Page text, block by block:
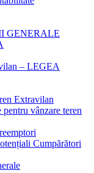
GENERALE
– LEGEA
Extravilan
pentru vânzare teren
Cumpărători